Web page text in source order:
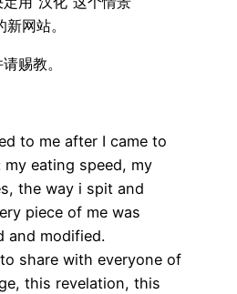
网站。
赐教。
to me after I came to
eating speed, my
the way i spit and
piece of me was
and modified.
share with everyone of
this revelation, this